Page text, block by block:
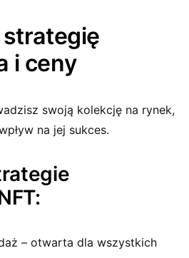
i ceny
swoją kolekcję na rynek,
na jej sukces.
– otwarta dla wszystkich